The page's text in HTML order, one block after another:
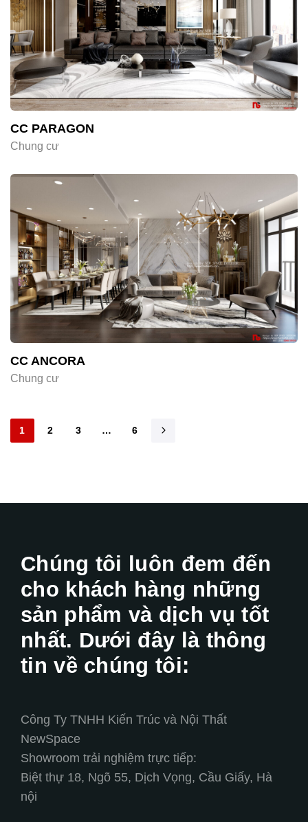
CC PARAGON
Chung cư
CC ANCORA
Chung cư
1 2 3 … 6
Chúng tôi luôn đem đến
cho khách hàng những
sản phẩm và dịch vụ tốt
nhất. Dưới đây là thông
tin về chúng tôi:
Công Ty TNHH Kiến Trúc và Nội Thất
NewSpace
Showroom trải nghiệm trực tiếp:
Biệt thự 18, Ngõ 55, Dịch Vọng, Cầu Giấy, Hà
nội